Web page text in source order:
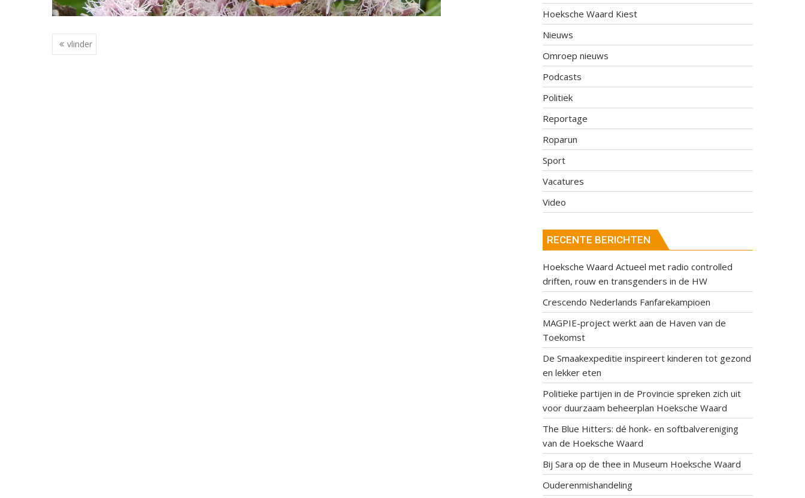
Berichtnavigatie
vlinder
Hoeksche Waard Kiest
Nieuws
Omroep nieuws
Podcasts
Politiek
Reportage
Roparun
Sport
Vacatures
Video
RECENTE BERICHTEN
Hoeksche Waard Actueel met radio controlled
driften, rouw en transgenders in de HW
Crescendo Nederlands Fanfarekampioen
MAGPIE-project werkt aan de Haven van de
Toekomst
De Smaakexpeditie inspireert kinderen tot gezond
en lekker eten
Politieke partijen in de Provincie spreken zich uit
voor duurzaam beheerplan Hoeksche Waard
The Blue Hitters: dé honk- en softbalvereniging
van de Hoeksche Waard
Bij Sara op de thee in Museum Hoeksche Waard
Ouderenmishandeling